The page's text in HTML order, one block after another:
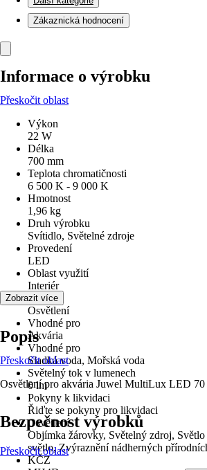
Zákaznická hodnocení
Informace o výrobku
Přeskočit oblast
Výkon
22 W
Délka
700 mm
Teplota chromatičnosti
6 500 K - 9 000 K
Hmotnost
1,96 kg
Druh výrobku
Svítidlo, Světelné zdroje
Provedení
LED
Oblast využití
Interiér
Využití
Osvětlení
Vhodné pro
Akvária
Vhodné pro
Sladká voda, Mořská voda
Světelný tok v lumenech
0 lm
Pokyny k likvidaci
Řiďte se pokyny pro likvidaci
Osvětlení
Objímka žárovky, Světelný zdroj,
světlo, Zvýraznění nádherných
KČZ
Zobrazit více
Popis
Přeskočit oblast
Osvětlení pro akvária Juwel MultiLux LED 70
Bezpečnost výrobků
Přeskočit oblast